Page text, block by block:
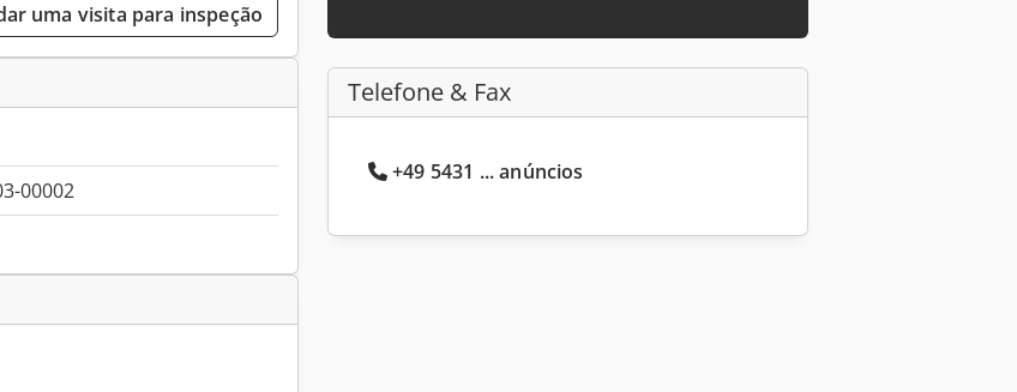
uma visita para inspeção
00002
Telefone & Fax
+49 5431 ... anúncios